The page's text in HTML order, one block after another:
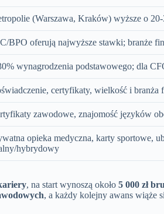
(Warszawa, Kraków) wyższe o
BPO oferują najwyższe stawki; branże
wynagrodzenia podstawowego; dla
certyfikaty, wielkość i branża
zawodowe, znajomość języków
opieka medyczna, karty sportowe,
hybrydowy
, na start wynoszą około 5 000 zł
, a każdy kolejny awans wiąże